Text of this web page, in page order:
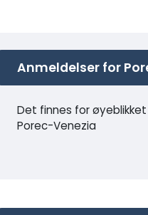
Anmeldelser for
Det finnes for
Porec-Venezia